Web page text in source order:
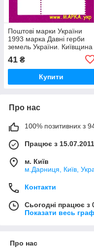
Поштові марки України
1993 марка Давні герби
земель України. Київщина
41 ₴
Купити
Про нас
100% позитивних з 94
Працює з 15.07.2011
м. Київ
м.Дарниця, Київ,
Контакти
Сьогодні працює з
Показати весь
Про нас